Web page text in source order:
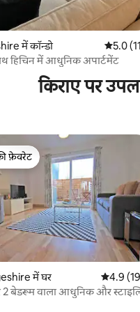
में कॉन्डो औसत5.0
हिचिन में आधुनिक अपार्टमेंट
किराए पर
फ़ेवरेट
फ़ेवरेट
में घर औसत4.9
2 बेडरूम वाला आधुनिक और